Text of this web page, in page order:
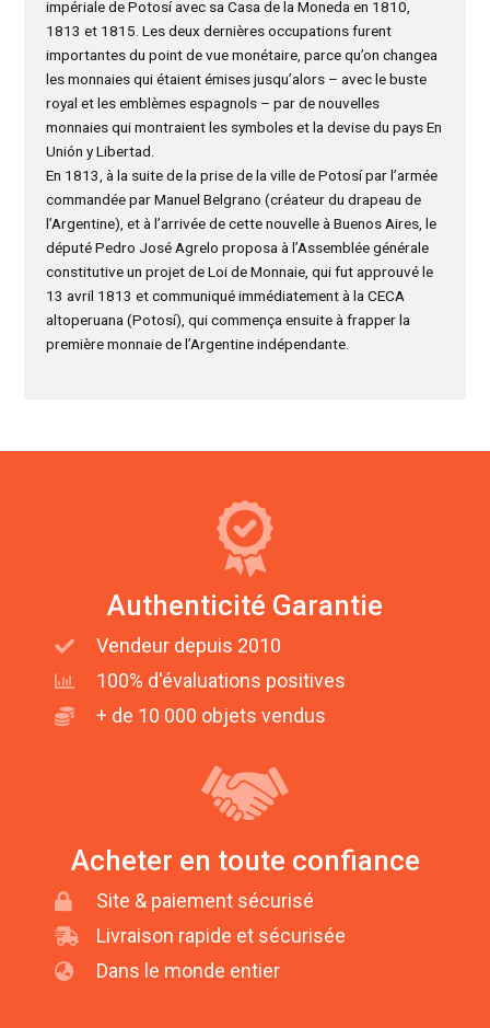
impériale de Potosí avec sa Casa de la Moneda en 1810,
1813 et 1815. Les deux dernières occupations furent
importantes du point de vue monétaire, parce qu’on changea
les monnaies qui étaient émises jusqu’alors – avec le buste
royal et les emblèmes espagnols – par de nouvelles
monnaies qui montraient les symboles et la devise du pays En
Unión y Libertad.
En 1813, à la suite de la prise de la ville de Potosí par l’armée
commandée par Manuel Belgrano (créateur du drapeau de
l’Argentine), et à l’arrivée de cette nouvelle à Buenos Aires, le
député Pedro José Agrelo proposa à l’Assemblée générale
constitutive un projet de Loi de Monnaie, qui fut approuvé le
13 avril 1813 et communiqué immédiatement à la CECA
altoperuana (Potosí), qui commença ensuite à frapper la
première monnaie de l’Argentine indépendante.
Authenticité Garantie
Vendeur depuis 2010
100% d'évaluations positives
+ de 10 000 objets vendus
Acheter en toute confiance
Site & paiement sécurisé
Livraison rapide et sécurisée
Dans le monde entier